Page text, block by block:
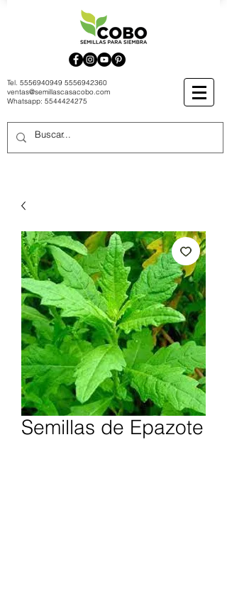
Tel. 5556940949 5556942360
ventas@semillascasacobo.com
Whatsapp: 5544424275
Semillas de Epazote